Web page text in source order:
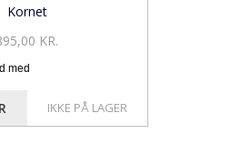
Kornet
KR.
IKKE PÅ LAGER